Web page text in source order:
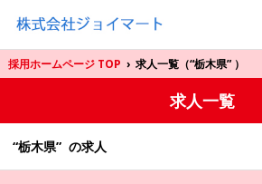
採用ホームページ TOP › 求人一覧（“栃木県” ）
求人一覧
“栃木県” の求人